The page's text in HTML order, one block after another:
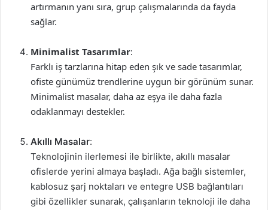
artırmanın yanı sıra, grup çalışmalarında da fayda
sağlar.
Minimalist Tasarımlar:
Farklı iş tarzlarına hitap eden şık ve sade tasarımlar,
ofiste günümüz trendlerine uygun bir görünüm sunar.
Minimalist masalar, daha az eşya ile daha fazla
odaklanmayı destekler.
Akıllı Masalar:
Teknolojinin ilerlemesi ile birlikte, akıllı masalar
ofislerde yerini almaya başladı. Ağa bağlı sistemler,
kablosuz şarj noktaları ve entegre USB bağlantıları
gibi özellikler sunarak, çalışanların teknoloji ile daha